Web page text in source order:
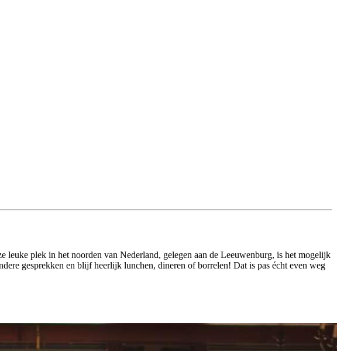
plek in het noorden van Nederland, gelegen aan de Leeuwenburg, is het mogelijk
gesprekken en blijf heerlijk lunchen, dineren of borrelen! Dat is pas écht even weg